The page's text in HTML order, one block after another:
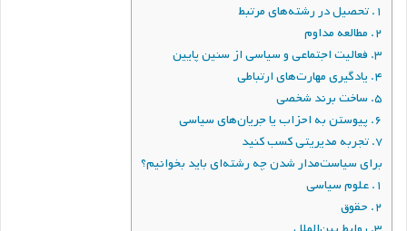
۱. تحصیل در رشته‌های مرتبط
۲. مطالعه مداوم
۳. فعالیت اجتماعی و سیاسی از سنین پایین
۴. یادگیری مهارت‌های ارتباطی
۵. ساخت برند شخصی
۶. پیوستن به احزاب یا جریان‌های سیاسی
۷. تجربه مدیریتی کسب کنید
برای سیاست‌مدار شدن چه رشته‌ای باید بخوانیم؟
۱. علوم سیاسی
۲. حقوق